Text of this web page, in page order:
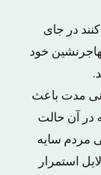
در جای
خود
مدت باعث
در آن حالت
مردم سایه
استمرار